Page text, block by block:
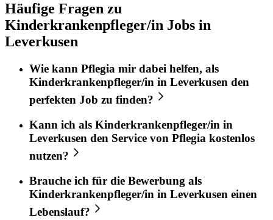
Häufige Fragen zu
Kinderkrankenpfleger/in Jobs in
Leverkusen
Wie kann Pflegia mir dabei helfen, als
Kinderkrankenpfleger/in in Leverkusen den
perfekten Job zu finden?
Kann ich als Kinderkrankenpfleger/in in
Leverkusen den Service von Pflegia kostenlos
nutzen?
Brauche ich für die Bewerbung als
Kinderkrankenpfleger/in in Leverkusen einen
Lebenslauf?